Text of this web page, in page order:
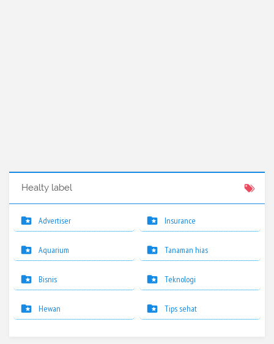
Healty label
Advertiser
Aquarium
Bisnis
Hewan
Insurance
Tanaman hias
Teknologi
Tips sehat